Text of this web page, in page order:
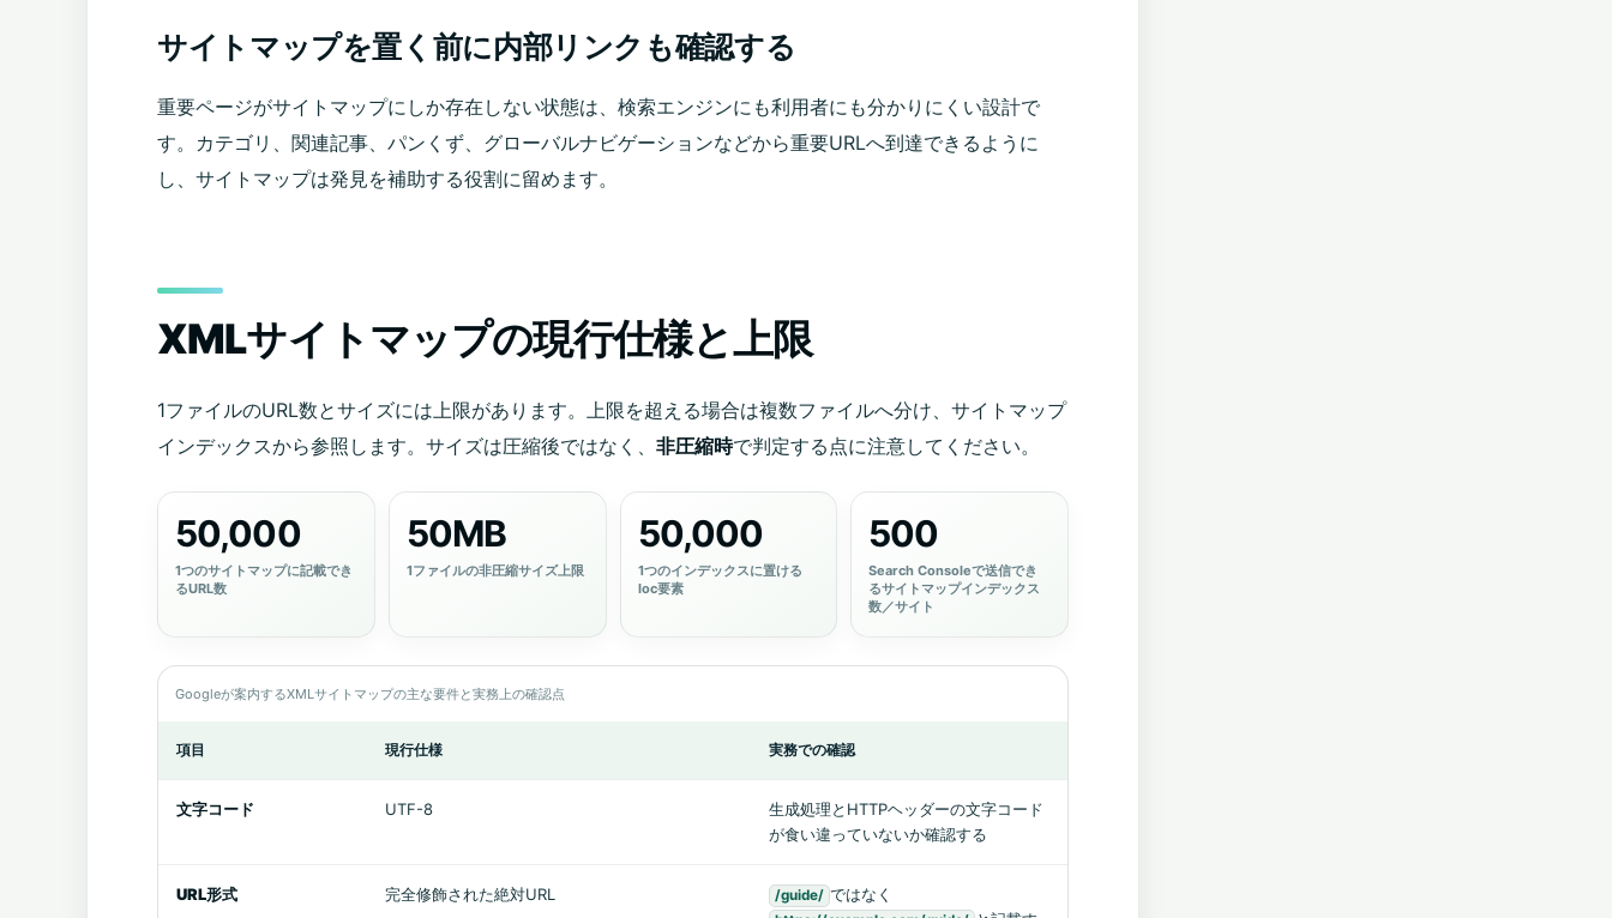
サイトマップを置く前に内部リンクも確認する
重要ページがサイトマップにしか存在しない状態は、検索エンジンにも利用者にも分かりにくい設計で
す。カテゴリ、関連記事、パンくず、グローバルナビゲーションなどから重要URLへ到達できるように
し、サイトマップは発見を補助する役割に留めます。
XMLサイトマップの現行仕様と上限
1ファイルのURL数とサイズには上限があります。上限を超える場合は複数ファイルへ分け、サイトマップ
インデックスから参照します。サイズは圧縮後ではなく、 非圧縮時で判定する点に注意してください。
50,000
1つのサイトマップに記載でき
るURL数
50MB
1ファイルの非圧縮サイズ上限
50,000
1つのインデックスに置ける
loc要素
500
Search Consoleで送信でき
るサイトマップインデックス
数／サイト
Googleが案内するXMLサイトマップの主な要件と実務上の確認点
項目 現行仕様 実務での確認
文字コード UTF-8
生成処理とHTTPヘッダーの文字コード
が食い違っていないか確認する
URL形式 完全修飾された絶対URL /guide/ ではなく